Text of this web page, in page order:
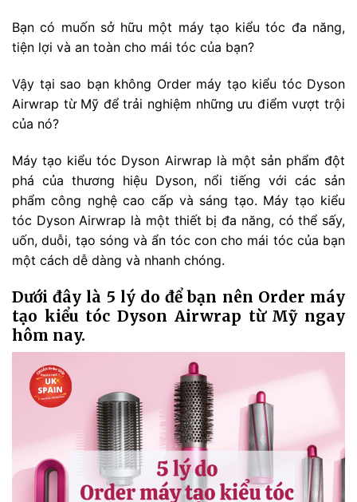
Bạn có muốn sở hữu một máy tạo kiểu tóc đa năng,
tiện lợi và an toàn cho mái tóc của bạn?
Vậy tại sao bạn không Order máy tạo kiểu tóc Dyson
Airwrap từ Mỹ để trải nghiệm những ưu điểm vượt trội
của nó?
Máy tạo kiểu tóc Dyson Airwrap là một sản phẩm đột
phá của thương hiệu Dyson, nổi tiếng với các sản
phẩm công nghệ cao cấp và sáng tạo. Máy tạo kiểu
tóc Dyson Airwrap là một thiết bị đa năng, có thể sấy,
uốn, duỗi, tạo sóng và ẩn tóc con cho mái tóc của bạn
một cách dễ dàng và nhanh chóng.
Dưới đây là 5 lý do để bạn nên Order máy
tạo kiểu tóc Dyson Airwrap từ Mỹ ngay
hôm nay.